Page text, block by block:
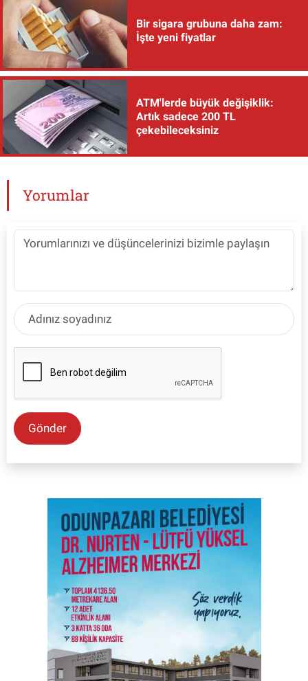
Bir sigara grubuna daha zam:
İşte yeni fiyatlar
ATM'lerde büyük değişiklik:
Artık sadece 200 TL
çekebileceksiniz
Yorumlar
Gönder